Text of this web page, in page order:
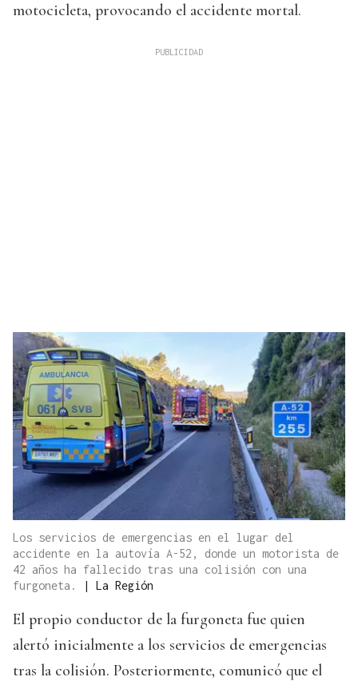
motocicleta, provocando el accidente mortal.
Los servicios de emergencias en el lugar del
accidente en la autovía A-52, donde un motorista de
42 años ha fallecido tras una colisión con una
furgoneta.
| La Región
El propio conductor de la furgoneta fue quien
alertó inicialmente a los servicios de emergencias
tras la colisión. Posteriormente, comunicó que el